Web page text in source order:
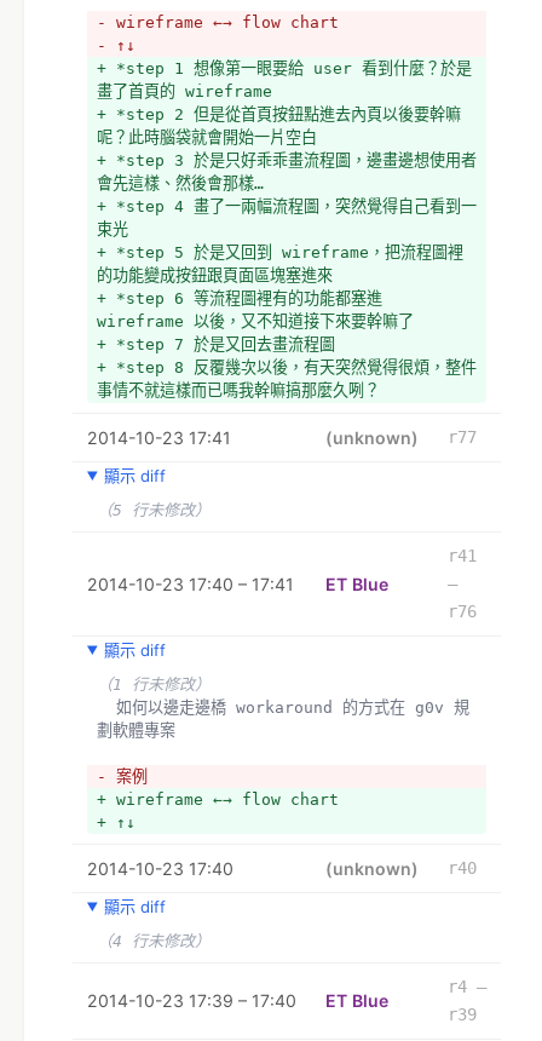
- wireframe ←→ flow chart
- ↑↓
+ *step 1 想像第一眼要給 user 看到什麼？於是
畫了首頁的 wireframe
+ *step 2 但是從首頁按鈕點進去內頁以後要幹嘛
呢？此時腦袋就會開始一片空白
+ *step 3 於是只好乖乖畫流程圖，邊畫邊想使用者
會先這樣、然後會那樣…
+ *step 4 畫了一兩幅流程圖，突然覺得自己看到一
束光
+ *step 5 於是又回到 wireframe，把流程圖裡
的功能變成按鈕跟頁面區塊塞進來
+ *step 6 等流程圖裡有的功能都塞進
wireframe 以後，又不知道接下來要幹嘛了
+ *step 7 於是又回去畫流程圖
+ *step 8 反覆幾次以後，有天突然覺得很煩，整件
事情不就這樣而已嗎我幹嘛搞那麼久咧？
html 跟 css
料於是又卡住
+ *step 11 於是開始弄資料，比較沒種的手刻假
+ *    ↓
+ *html mockup
+ *data / api
+ 註：如果在 step 7 跟 step 8 之間卡住，通常
代表專案規模太大，需要出動次元斬切割成幾個不同的
模組
+ wireframe tool
+ -
2014-10-23 17:41 (unknown)
r77
顯示 diff
（5 行未修改）
2014-10-23 17:40 – 17:41 ET Blue
r41
–
r76
顯示 diff
（1 行未修改）
劃軟體專案
- 案例
+ wireframe ←→ flow chart
+ ↑↓
2014-10-23 17:40 (unknown)
r40
顯示 diff
（4 行未修改）
2014-10-23 17:39 – 17:40 ET Blue
r4 –
r39